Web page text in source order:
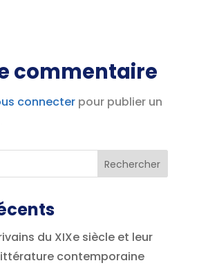
commentaire
connecterpour publier un
du XIXe siècle et leur
contemporaine